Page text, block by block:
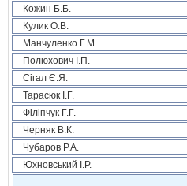
Кожин Б.Б.
Кулик О.В.
Манчуленко Г.М.
Полюхович І.П.
Сігал Є.Я.
Тарасюк І.Г.
Філіпчук Г.Г.
Черняк В.К.
Чубаров Р.А.
Юхновський І.Р.